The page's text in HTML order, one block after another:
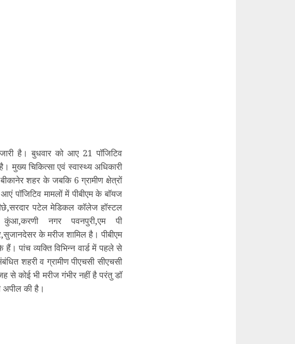
है। बुधवार को आए 21 पॉजिटिव
चिकित्सा एवं स्वास्थ्य अधिकारी
शहर के जबकि 6 ग्रामीण क्षेत्रों
मामलों में पीबीएम के बॉयज
पटेल मेडिकल कॉलेज हॉस्टल
कुंआ,करणी नगर पवनपुरी,एम पी
के मरीज शामिल है। पीबीएम
पांच व्यक्ति विभिन्न वार्ड में पहले से
शहरी व ग्रामीण पीएचसी सीएचसी
से कोई भी मरीज गंभीर नहीं है परंतु डॉ
अपील की है।